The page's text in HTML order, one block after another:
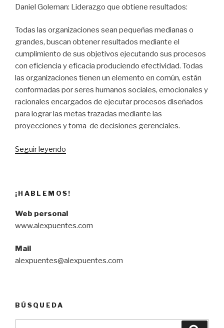
Daniel Goleman: Liderazgo que obtiene resultados:
Todas las organizaciones sean pequeñas medianas o
grandes, buscan obtener resultados mediante el
cumplimiento de sus objetivos ejecutando sus procesos
con eficiencia y eficacia produciendo efectividad. Todas
las organizaciones tienen un elemento en común, están
conformadas por seres humanos sociales, emocionales y
racionales encargados de ejecutar procesos diseñados
para lograr las metas trazadas mediante las
proyecciones y toma de decisiones gerenciales.
Seguir leyendo
obtiene
resultados
(Daniel
¡HABLEMOS!
Web personal
www.alexpuentes.com
Mail
alexpuentes@alexpuentes.com
BÚSQUEDA